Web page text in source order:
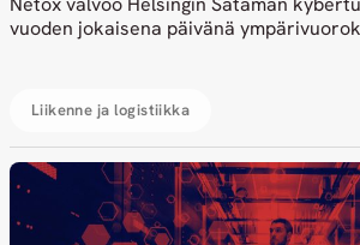
vuoden jokaisena päivänä
Liikenne ja logistiikka